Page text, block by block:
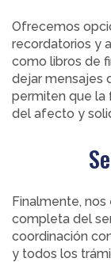
Ofrecemos
recordatorios y
como libros de
dejar mensajes
permiten que la
del afecto y
Finalmente,
completa del
coordinación
y todos los